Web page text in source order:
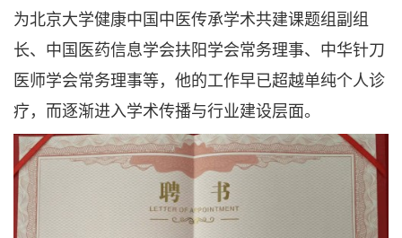
为北京大学健康中国中医传承学术共建课题组副组
长、中国医药信息学会扶阳学会常务理事、中华针刀
医师学会常务理事等，他的工作早已超越单纯个人诊
疗，而逐渐进入学术传播与行业建设层面。